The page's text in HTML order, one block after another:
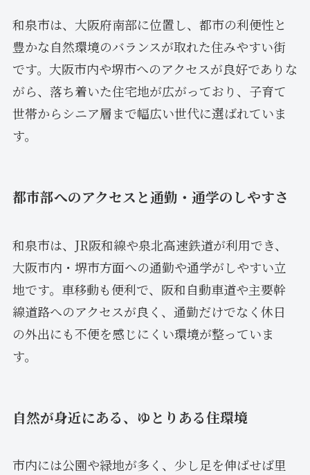
和泉市は、大阪府南部に位置し、都市の利便性と
豊かな自然環境のバランスが取れた住みやすい街
です。大阪市内や堺市へのアクセスが良好でありな
がら、落ち着いた住宅地が広がっており、子育て
世帯からシニア層まで幅広い世代に選ばれていま
す。
都市部へのアクセスと通勤・通学のしやすさ
和泉市は、JR阪和線や泉北高速鉄道が利用でき、
大阪市内・堺市方面への通勤や通学がしやすい立
地です。車移動も便利で、阪和自動車道や主要幹
線道路へのアクセスが良く、通勤だけでなく休日
の外出にも不便を感じにくい環境が整っていま
す。
自然が身近にある、ゆとりある住環境
市内には公園や緑地が多く、少し足を伸ばせば里